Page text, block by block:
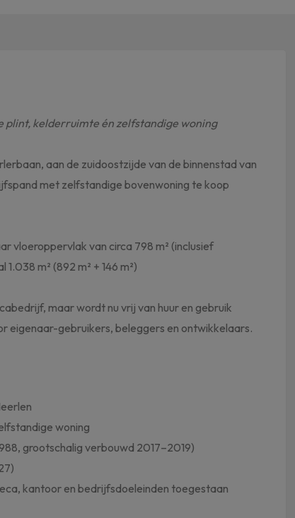
kelderruimte én zelfstandige woning
aan de zuidoostzijde van de binnenstad van
met zelfstandige bovenwoning te koop
vloeroppervlak van circa 798 m² (inclusief
m² (892 m² + 146 m²)
maar wordt nu vrij van huur en gebruik
eigenaar-gebruikers, beleggers en ontwikkelaars.
woning
grootschalig verbouwd 2017–2019)
kantoor en bedrijfsdoeleinden toegestaan